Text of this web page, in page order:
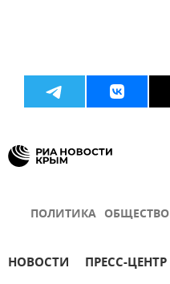
ПОЛИТИКА ОБЩЕСТВО
НОВОСТИ ПРЕСС-ЦЕНТР